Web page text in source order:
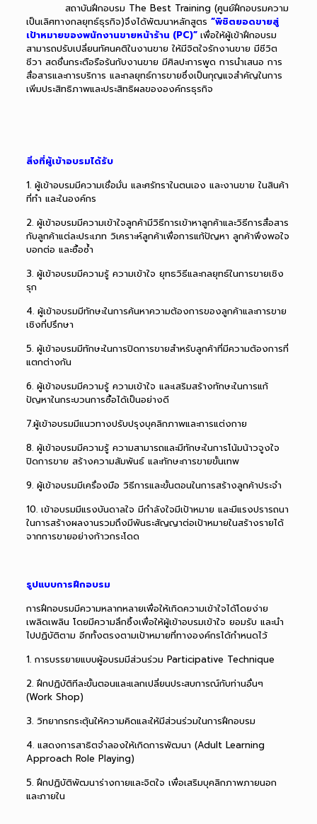
สถาบันฝึกอบรม The Best Training (ศูนย์ฝึกอบรมความ
เป็นเลิศทางกลยุทธ์ธุรกิจ)จึงได้พัฒนาหลักสูตร “พิชิตยอดขายสู่
เป้าหมายของพนักงานขายหน้าร้าน (PC)” เพื่อให้ผู้เข้าฝึกอบรม
สามารถปรับเปลี่ยนทัศนคติในงานขาย ให้มีจิตใจรักงานขาย มีชีวิต
ชีวา สดชื่นกระตือรือร้นกับงานขาย มีศิลปะการพูด การนำเสนอ การ
สื่อสารและการบริการ และกลยุทธ์การขายซึ่งเป็นกุญแจสำคัญในการ
เพิ่มประสิทธิภาพและประสิทธิผลขององค์กรธุรกิจ
สิ่งที่ผู้เข้าอบรมได้รับ
1. ผู้เข้าอบรมมีความเชื่อมั่น และศรัทราในตนเอง และงานขาย ในสินค้า
ที่ทำ และในองค์กร
2. ผู้เข้าอบรมมีความเข้าใจลูกค้ามีวิธีการเข้าหาลูกค้าและวิธีการสื่อสาร
กับลูกค้าแต่ละประเภท วิเคราะห์ลูกค้าเพื่อการแก้ปัญหา ลูกค้าพึงพอใจ
บอกต่อ และซื้อซ้ำ
3. ผู้เข้าอบรมมีความรู้ ความเข้าใจ ยุทธวิธีและกลยุทธ์ในการขายเชิง
รุก
4. ผู้เข้าอบรมมีทักษะในการค้นหาความต้องการของลูกค้าและการขาย
เชิงที่ปรึกษา
5. ผู้เข้าอบรมมีทักษะในการปิดการขายสำหรับลูกค้าที่มีความต้องการที่
แตกต่างกัน
6. ผู้เข้าอบรมมีความรู้ ความเข้าใจ และเสริมสร้างทักษะในการแก้
ปัญหาในกระบวนการซื้อได้เป็นอย่างดี
7.ผู้เข้าอบรมมีแนวทางปรับปรุงบุคลิกภาพและการแต่งกาย
8. ผู้เข้าอบรมมีความรู้ ความสามารถและมีทักษะในการโน้มน้าวจูงใจ
ปิดการขาย สร้างความสัมพันธ์ และทักษะการขายขั้นเทพ
9. ผู้เข้าอบรมมีเครื่องมือ วิธีการและขั้นตอนในการสร้างลูกค้าประจำ
10. เข้าอบรมมีแรงบันดาลใจ มีกำลังใจมีเป้าหมาย และมีแรงปรารถนา
ในการสร้างผลงานรวมถึงมีพันธะสัญญาต่อเป้าหมายในสร้างรายได้
จากการขายอย่างก้าวกระโดด
รูปแบบการฝึกอบรม
การฝึกอบรมมีความหลากหลายเพื่อให้เกิดความเข้าใจได้โดยง่าย
เพลิดเพลิน โดยมีความลึกซึ้งเพื่อให้ผู้เข้าอบรมเข้าใจ ยอมรับ และนำ
ไปปฏิบัติตาม อีกทั้งตรงตามเป้าหมายที่ทางองค์กรได้กำหนดไว้
1. การบรรยายแบบผู้อบรมมีส่วนร่วม Participative Technique
2. ฝึกปฏิบัติทีละขั้นตอนและแลกเปลี่ยนประสบการณ์กับท่านอื่นๆ
(Work Shop)
3. วิทยากรกระตุ้นให้ความคิดและให้มีส่วนร่วมในการฝึกอบรม
4. แสดงการสาธิตจำลองให้เกิดการพัฒนา (Adult Learning
Approach Role Playing)
5. ฝึกปฏิบัติพัฒนาร่างกายและจิตใจ เพื่อเสริมบุคลิกภาพภายนอก
และภายใน